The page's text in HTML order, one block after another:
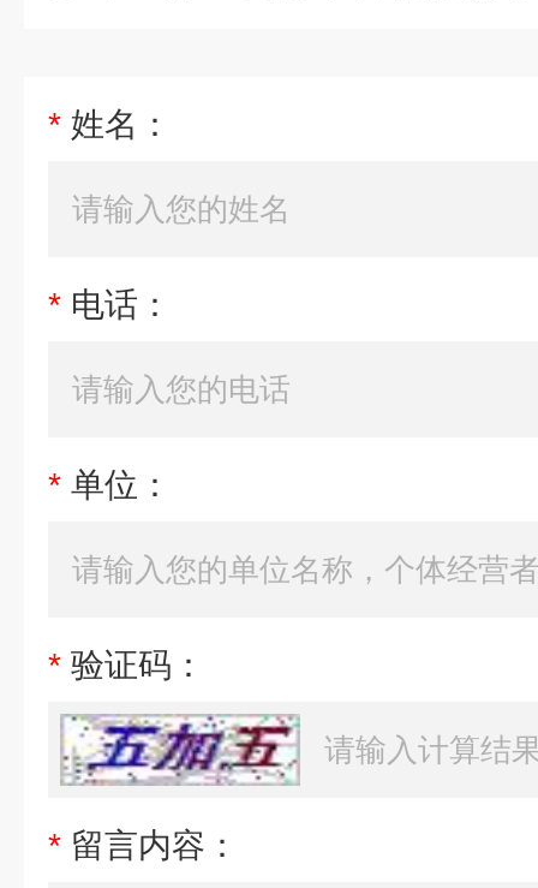
* 姓名：
* 电话：
* 单位：
* 验证码：
* 留言内容：